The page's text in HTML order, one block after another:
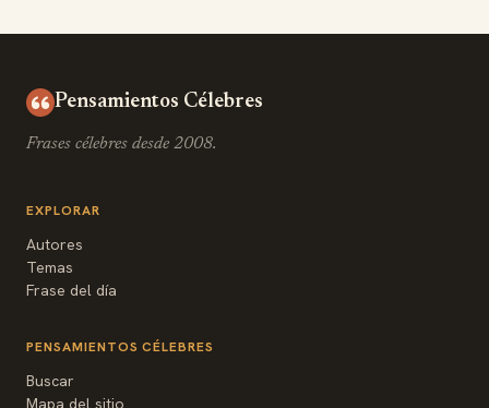
Pensamientos Célebres
Frases célebres desde 2008.
EXPLORAR
Autores
Temas
Frase del día
PENSAMIENTOS CÉLEBRES
Buscar
Mapa del sitio